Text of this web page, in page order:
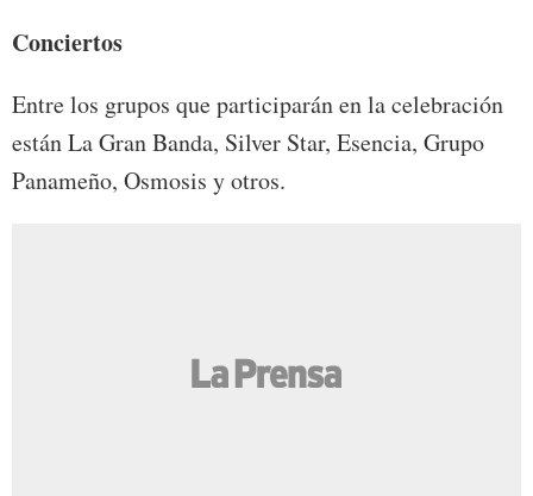
Conciertos
Entre los grupos que participarán en la celebración
están La Gran Banda, Silver Star, Esencia, Grupo
Panameño, Osmosis y otros.